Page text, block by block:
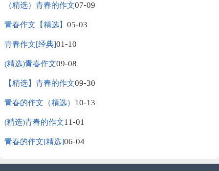
（精选）青春的作文07-09
青春作文【精选】 05-03
青春作文[经典]01-10
(精选)青春作文09-08
【精选】青春的作文09-30
青春的作文（精选） 10-13
(精选)青春的作文11-01
青春的作文[精选]06-04